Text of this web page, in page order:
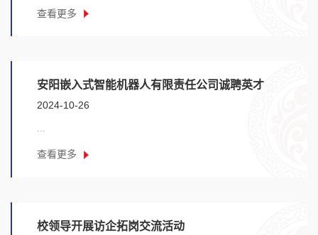
查看更多
安阳嵌入式智能机器人有限责任公司诚聘英才
2024-10-26
...
查看更多
校领导开展访企拓岗交流活动